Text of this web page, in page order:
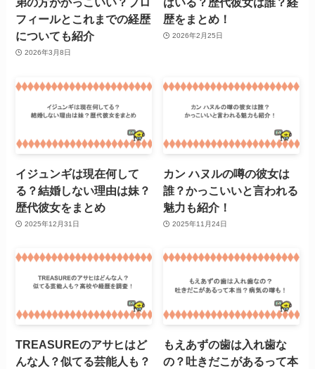
フィールとこれまでの経歴
についても紹介
2026年3月8日
歴をまとめ！
2026年2月25日
イジュンギは現在何して
る？結婚しない理由は妹？
歴代彼女をまとめ
2025年12月31日
カン ハヌルの噂の彼女は
誰？かっこいいと言われる
魅力も紹介！
2025年11月24日
TREASUREのアサヒはど
んな人？似てる芸能人も？
もえあずの歯は入れ歯な
の？吐きだこがあるって本